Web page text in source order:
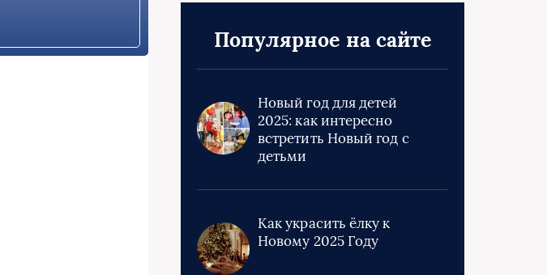
Популярное на сайте
Новый год для детей
2025: как интересно
встретить Новый год с
детьми
Как украсить ёлку к
Новому 2025 Году